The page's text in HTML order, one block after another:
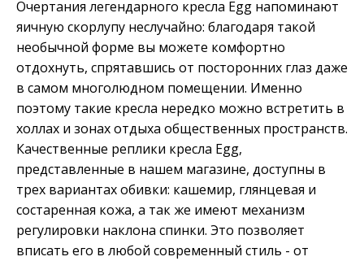
Очертания легендарного кресла Egg напоминают
яичную скорлупу неслучайно: благодаря такой
необычной форме вы можете комфортно
отдохнуть, спрятавшись от посторонних глаз даже
в самом многолюдном помещении. Именно
поэтому такие кресла нередко можно встретить в
холлах и зонах отдыха общественных пространств.
Качественные реплики кресла Egg,
представленные в нашем магазине, доступны в
трех вариантах обивки: кашемир, глянцевая и
состаренная кожа, а так же имеют механизм
регулировки наклона спинки. Это позволяет
вписать его в любой современный стиль - от